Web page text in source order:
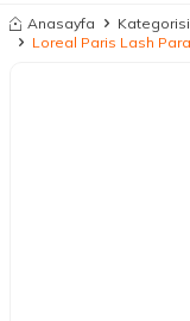
Anasayfa
Loreal Paris Lash